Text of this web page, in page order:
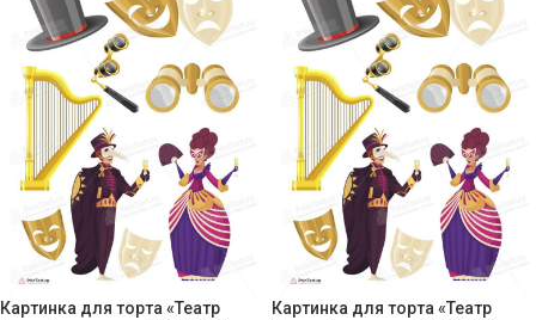
Картинка для торта «Театр
Картинка для торта «Театр